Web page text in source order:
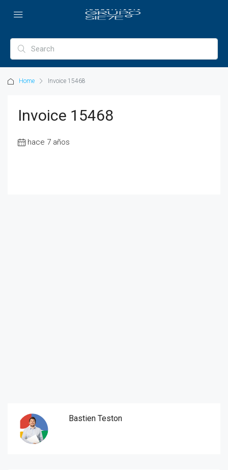
Home Invoice 15468
Invoice 15468
hace 7 años
Bastien Teston